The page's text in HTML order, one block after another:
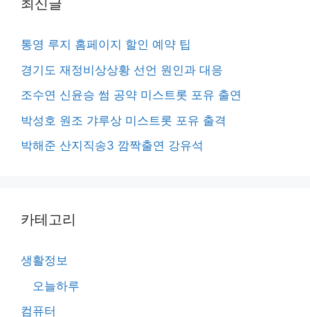
최신글
통영 루지 홈페이지 할인 예약 팁
경기도 재정비상상황 선언 원인과 대응
조수연 신윤승 썸 공약 미스트롯 포유 출연
박성호 원조 갸루상 미스트롯 포유 출격
박해준 산지직송3 깜짝출연 강유석
카테고리
생활정보
오늘하루
컴퓨터